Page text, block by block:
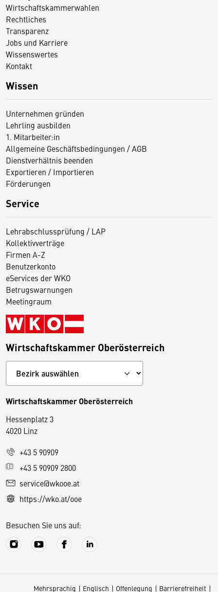
Wirtschaftskammerwahlen
Rechtliches
Transparenz
Jobs und Karriere
Wissenswertes
Kontakt
Wissen
Unternehmen gründen
Lehrling ausbilden
1. Mitarbeiter:in
Allgemeine Geschäftsbedingungen / AGB
Dienstverhältnis beenden
Exportieren / Importieren
Förderungen
Service
Lehrabschlussprüfung / LAP
Kollektivverträge
Firmen A-Z
Benutzerkonto
eServices der WKO
Betrugswarnungen
Meetingraum
Wirtschaftskammer Oberösterreich
Wirtschaftskammer Oberösterreich
Hessenplatz 3
4020 Linz
+43 5 90909
+43 5 90909 2800
service@wkooe.at
https://wko.at/ooe
Besuchen Sie uns auf:
Mehrsprachig Englisch Offenlegung Barrierefreiheit
D
e
s
S
e